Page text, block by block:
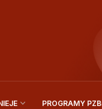
PROGRAMY